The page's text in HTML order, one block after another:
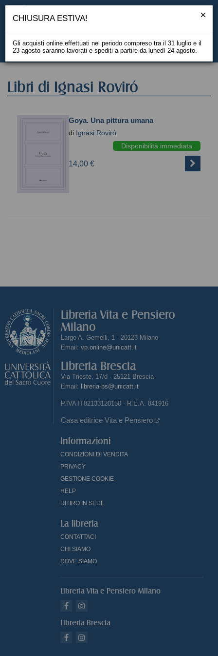
EN
Libri di Ignasi Roviró
Goya. Una pittura umana
di Ignasi Roviró
Disponibilità immediata
14,00 €
Libreria Vita e Pensiero
Milano
Largo A. Gemelli, 1 - 20123 Milano
Email: vp.online@unicatt.it
Libreria Brescia
Via Trieste, 17/d - 25121 Brescia
Email: libreria-bs@unicatt.it
P.IVA IT02133120150 - R.E.A. 841916
Casa editrice Vita e Pensiero
Informazioni
CONDIZIONI DI VENDITA
PRIVACY
GESTIONE COOKIE
HELP
RITIRO IN SEDE
La libreria
CONTATTACI
CHI SIAMO
DOVE SIAMO
Libreria Vita e Pensiero Milano
Libreria Brescia
CHIUSURA ESTIVA!
Gli acquisti online effettuati nel periodo compreso tra il 31 luglio e il
23 agosto saranno lavorati e spediti a partire da lunedì 24 agosto.